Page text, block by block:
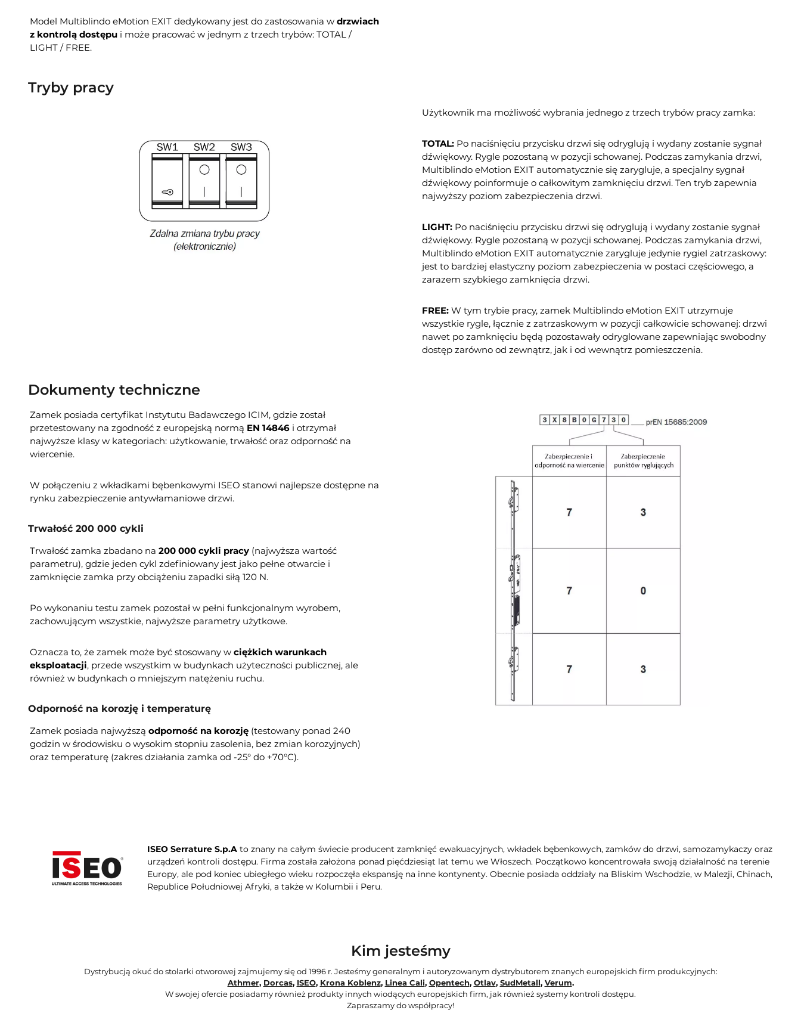
Model Multiblindo eMotion EXIT dedykowany jest do zastosowania w drzwiach
z kontrolą dostępu i może pracować w jednym z trzech trybów: TOTAL /
LIGHT / FREE.
Tryby pracy
Użytkownik ma możliwość wybrania jednego z trzech trybów pracy zamka:
TOTAL: Po naciśnięciu przycisku drzwi się odryglują i wydany zostanie sygnał
dźwiękowy. Rygle pozostaną w pozycji schowanej. Podczas zamykania drzwi,
Multiblindo eMotion EXIT automatycznie się zarygluje, a specjalny sygnał
dźwiękowy poinformuje o całkowitym zamknięciu drzwi. Ten tryb zapewnia
najwyższy poziom zabezpieczenia drzwi.
LIGHT: Po naciśnięciu przycisku drzwi się odryglują i wydany zostanie sygnał
dźwiękowy. Rygle pozostaną w pozycji schowanej. Podczas zamykania drzwi,
Multiblindo eMotion EXIT automatycznie zarygluje jedynie rygiel zatrzaskowy:
jest to bardziej elastyczny poziom zabezpieczenia w postaci częściowego, a
zarazem szybkiego zamknięcia drzwi.
FREE: W tym trybie pracy, zamek Multiblindo eMotion EXIT utrzymuje
wszystkie rygle, łącznie z zatrzaskowym w pozycji całkowicie schowanej: drzwi
nawet po zamknięciu będą pozostawały odryglowane zapewniając swobodny
dostęp zarówno od zewnątrz, jak i od wewnątrz pomieszczenia.
Dokumenty techniczne
Zamek posiada certyfikat Instytutu Badawczego ICIM, gdzie został
przetestowany na zgodność z europejską normą EN 14846 i otrzymał
najwyższe klasy w kategoriach: użytkowanie, trwałość oraz odporność na
wiercenie.
W połączeniu z wkładkami bębenkowymi ISEO stanowi najlepsze dostępne na
rynku zabezpieczenie antywłamaniowe drzwi.
Trwałość 200 000 cykli
Trwałość zamka zbadano na 200 000 cykli pracy (najwyższa wartość
parametru), gdzie jeden cykl zdefiniowany jest jako pełne otwarcie i
zamknięcie zamka przy obciążeniu zapadki siłą 120 N.
Po wykonaniu testu zamek pozostał w pełni funkcjonalnym wyrobem,
zachowującym wszystkie, najwyższe parametry użytkowe.
Oznacza to, że zamek może być stosowany w ciężkich warunkach
eksploatacji, przede wszystkim w budynkach użyteczności publicznej, ale
również w budynkach o mniejszym natężeniu ruchu.
Odporność na korozję i temperaturę
Zamek posiada najwyższą odporność na korozję (testowany ponad 240
godzin w środowisku o wysokim stopniu zasolenia, bez zmian korozyjnych)
oraz temperaturę (zakres działania zamka od -25° do +70°C).
ISEO Serrature S.p.A to znany na całym świecie producent zamknięć ewakuacyjnych, wkładek bębenkowych, zamków do drzwi, samozamykaczy oraz
urządzeń kontroli dostępu. Firma została założona ponad pięćdziesiąt lat temu we Włoszech. Początkowo koncentrowała swoją działalność na terenie
Europy, ale pod koniec ubiegłego wieku rozpoczęła ekspansję na inne kontynenty. Obecnie posiada oddziały na Bliskim Wschodzie, w Malezji, Chinach,
Republice Południowej Afryki, a także w Kolumbii i Peru.
Kim jesteśmy
Dystrybucją okuć do stolarki otworowej zajmujemy się od 1996 r. Jesteśmy generalnym i autoryzowanym dystrybutorem znanych europejskich firm produkcyjnych:
Athmer, Dorcas, ISEO, Krona Koblenz, Linea Cali, Opentech, Otlav, SudMetall, Verum.
W swojej ofercie posiadamy również produkty innych wiodących europejskich firm, jak również systemy kontroli dostępu.
Zapraszamy do współpracy!